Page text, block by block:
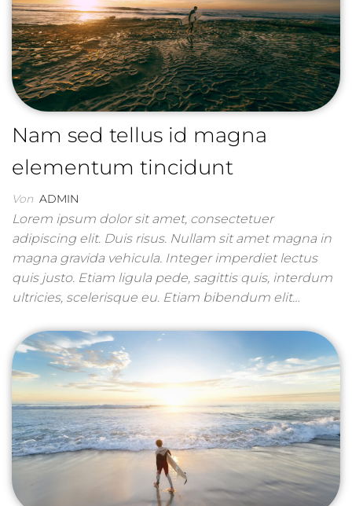
Nam sed tellus id magna
elementum tincidunt
Von ADMIN
Lorem ipsum dolor sit amet, consectetuer
adipiscing elit. Duis risus. Nullam sit amet magna in
magna gravida vehicula. Integer imperdiet lectus
quis justo. Etiam ligula pede, sagittis quis, interdum
ultricies, scelerisque eu. Etiam bibendum elit…